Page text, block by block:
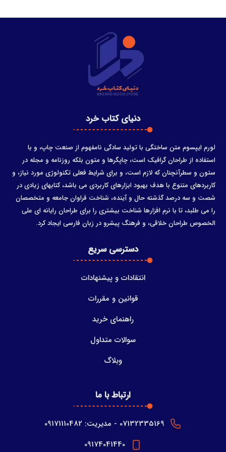
دنیای کتاب خرد
لورم ایپسوم متن ساختگی با تولید سادگی نامفهوم از صنعت چاپ، و با
استفاده از طراحان گرافیک است، چاپگرها و متون بلکه روزنامه و مجله در
ستون و سطرآنچنان که لازم است، و برای شرایط فعلی تکنولوژی مورد نیاز، و
کاربردهای متنوع با هدف بهبود ابزارهای کاربردی می باشد، کتابهای زیادی در
شصت و سه درصد گذشته حال و آینده، شناخت فراوان جامعه و متخصصان
را می طلبد، تا با نرم افزارها شناخت بیشتری را برای طراحان رایانه ای علی
الخصوص طراحان خلاقی، و فرهنگ پیشرو در زبان فارسی ایجاد کرد.
دسترسی سریع
انتقادات و پیشنهادات
قوانین و مقررات
راهنمای خرید
سوالات متداول
وبلاگ
ارتباط با ما
07132335169 - مدیریت: 09171110482
09174041440